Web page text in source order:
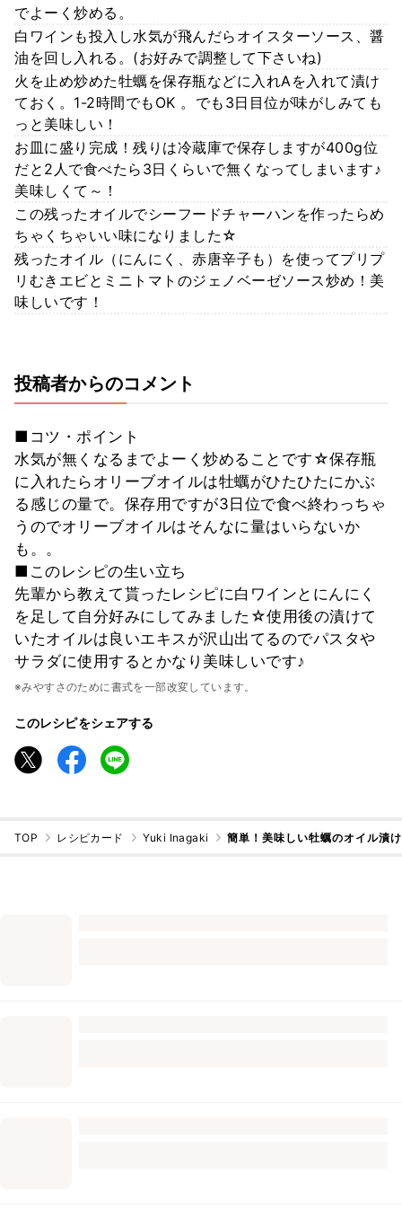
でよーく炒める。
白ワインも投入し水気が飛んだらオイスターソース、醤
油を回し入れる。(お好みで調整して下さいね)
火を止め炒めた牡蠣を保存瓶などに入れAを入れて漬け
ておく。1-2時間でもOK 。でも3日目位が味がしみても
っと美味しい！
お皿に盛り完成！残りは冷蔵庫で保存しますが400g位
だと2人で食べたら3日くらいで無くなってしまいます♪
美味しくて～！
この残ったオイルでシーフードチャーハンを作ったらめ
ちゃくちゃいい味になりました☆
残ったオイル（にんにく、赤唐辛子も）を使ってプリプ
リむきエビとミニトマトのジェノベーゼソース炒め！美
味しいです！
投稿者からのコメント
■コツ・ポイント
水気が無くなるまでよーく炒めることです☆保存瓶
に入れたらオリーブオイルは牡蠣がひたひたにかぶ
る感じの量で。保存用ですが3日位で食べ終わっちゃ
うのでオリーブオイルはそんなに量はいらないか
も。。
■このレシピの生い立ち
先輩から教えて貰ったレシピに白ワインとにんにく
を足して自分好みにしてみました☆使用後の漬けて
いたオイルは良いエキスが沢山出てるのでパスタや
サラダに使用するとかなり美味しいです♪
※みやすさのために書式を一部改変しています。
このレシピをシェアする
TOP レシピカード Yuki Inagaki 簡単！美味しい牡蠣のオイル漬